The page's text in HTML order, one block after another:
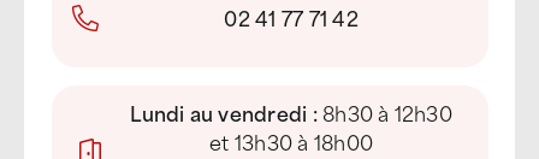
02 41 77 71 42
Lundi au vendredi :8h30 à 12h30
et 13h30 à 18h00